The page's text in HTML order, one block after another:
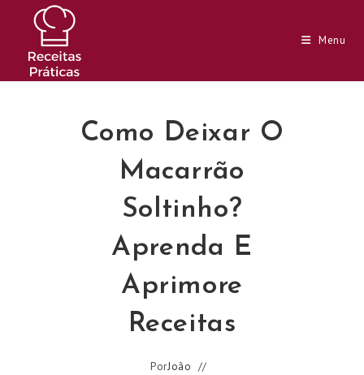
conteúdo
Menu
Como Deixar O
Macarrão
Soltinho?
Aprenda E
Aprimore
Receitas
PorJoão